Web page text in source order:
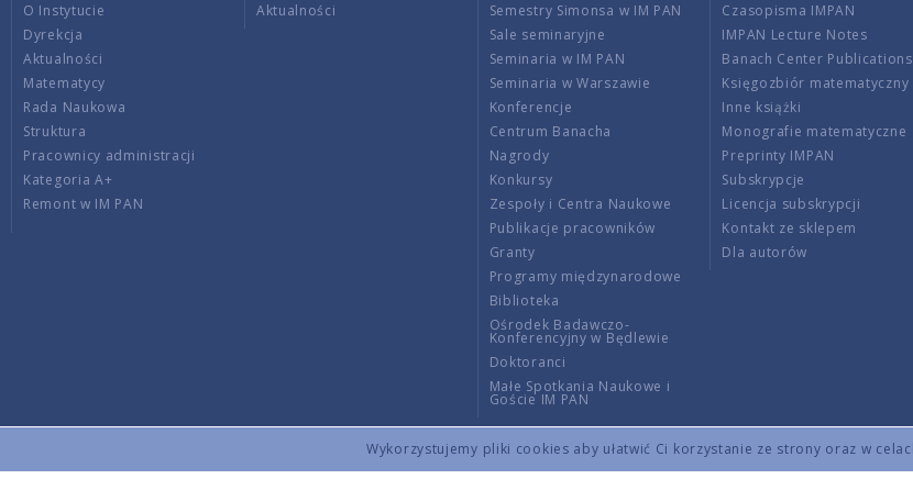
Wykorzystujemy pliki cookies aby ułatwić Ci korzystanie ze strony oraz w
O Instytucie
Dyrekcja
Aktualności
Matematycy
Rada Naukowa
Struktura
Pracownicy administracji
Kategoria A+
Remont w IM PAN
Aktualności
Semestry Simonsa w IM PAN
Sale seminaryjne
Seminaria w IM PAN
Seminaria w Warszawie
Konferencje
Centrum Banacha
Nagrody
Konkursy
Zespoły i Centra Naukowe
Publikacje pracowników
Granty
Programy międzynarodowe
Biblioteka
Ośrodek Badawczo-
Konferencyjny w Będlewie
Doktoranci
Małe Spotkania Naukowe i
Goście IM PAN
Czasopisma IMPAN
IMPAN Lecture Notes
Banach Center Publications
Księgozbiór matematyczny
Inne książki
Monografie matematyczne
Preprinty IMPAN
Subskrypcje
Licencja subskrypcji
Kontakt ze sklepem
Dla autorów